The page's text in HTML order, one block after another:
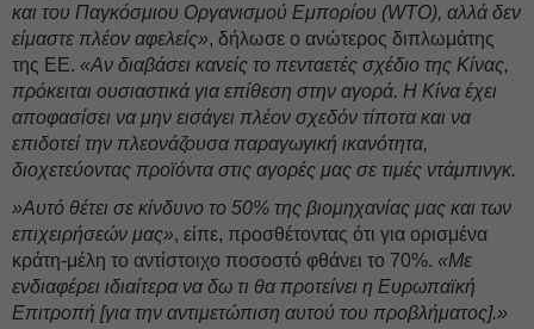
και του Παγκόσμιου Οργανισμού Εμπορίου (WTO), αλλά δεν
είμαστε πλέον αφελείς», δήλωσε ο ανώτερος διπλωμάτης
της ΕΕ. «Αν διαβάσει κανείς το πενταετές σχέδιο της Κίνας,
πρόκειται ουσιαστικά για επίθεση στην αγορά. Η Κίνα έχει
αποφασίσει να μην εισάγει πλέον σχεδόν τίποτα και να
επιδοτεί την πλεονάζουσα παραγωγική ικανότητα,
διοχετεύοντας προϊόντα στις αγορές μας σε τιμές ντάμπινγκ.
»Αυτό θέτει σε κίνδυνο το 50% της βιομηχανίας μας και των
επιχειρήσεών μας», είπε, προσθέτοντας ότι για ορισμένα
κράτη-μέλη το αντίστοιχο ποσοστό φθάνει το 70%. «Με
ενδιαφέρει ιδιαίτερα να δω τι θα προτείνει η Ευρωπαϊκή
Επιτροπή [για την αντιμετώπιση αυτού του προβλήματος].»